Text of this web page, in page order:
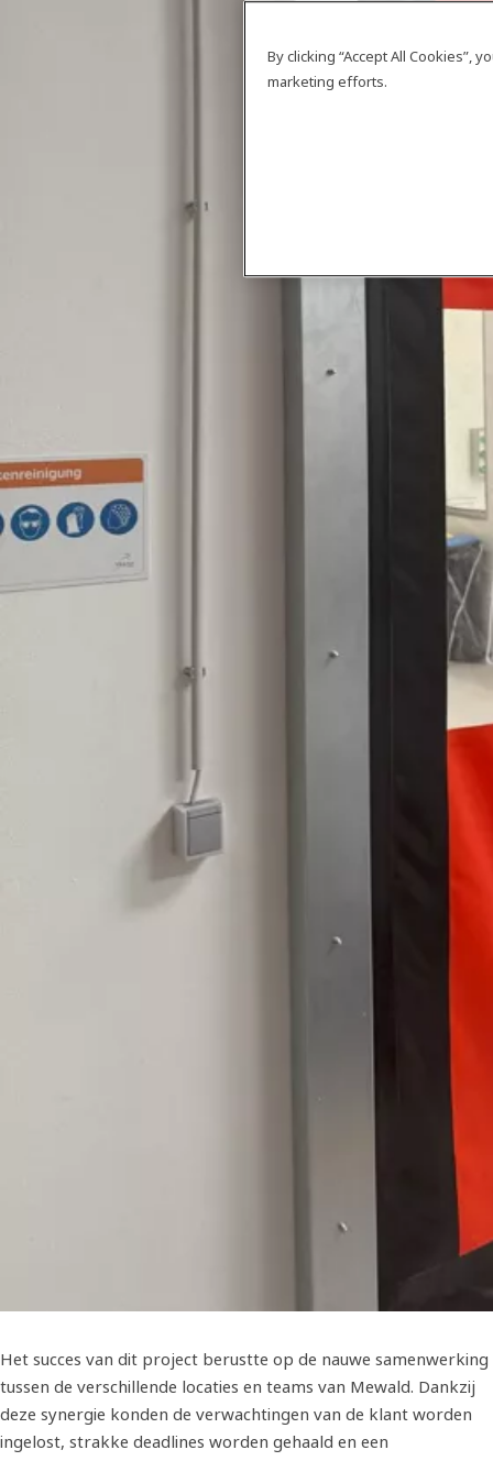
Het succes van dit project berustte op de nauwe samenwerking
tussen de verschillende locaties en teams van Mewald. Dankzij
deze synergie konden de verwachtingen van de klant worden
ingelost, strakke deadlines worden gehaald en een
By clicking “Accept All Cookies”,
marketing efforts.